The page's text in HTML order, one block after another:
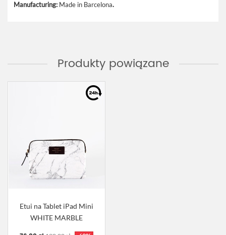
Manufacturing: Made in Barcelona.
Produkty powiązane
Etui na Tablet iPad Mini
WHITE MARBLE